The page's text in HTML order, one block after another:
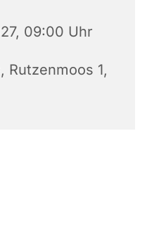
09:00 Uhr
Rutzenmoos 1,